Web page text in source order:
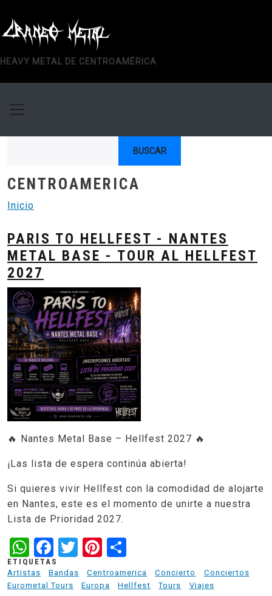
HEAVY METAL DE CENTROAMÉRICA
CENTROAMERICA
Inicio
PARIS TO HELLFEST - NANTES
METAL BASE - TOUR AL HELLFEST
2027
🔥 Nantes Metal Base – Hellfest 2027 🔥
¡Las lista de espera continúa abierta!
Si quieres vivir Hellfest con la comodidad de alojarte
en Nantes, este es el momento de unirte a nuestra
Lista de Prioridad 2027.
WhatsApp
Facebook
TwitterPinterest
ETIQUETAS
Artistas
Bandas Centroamerica Concierto
Conciertos
Eurometal Tours
Europa Hellfest Tours Viajes